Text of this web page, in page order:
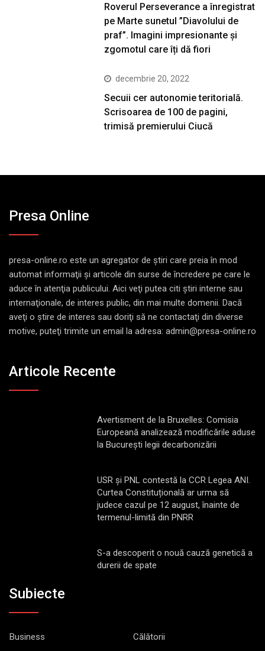
Roverul Perseverance a înregistrat
pe Marte sunetul ”Diavolului de
praf”. Imagini impresionante și
zgomotul care îți dă fiori
decembrie 20, 2022
Secuii cer autonomie teritorială.
Scrisoarea de 100 de pagini,
trimisă premierului Ciucă
Presa Online
presa-online.ro este un agregator de ştiri care preia în mod
automat informaţii şi articole din surse de încredere pe care le
aduce în atenţia publicului. Aici veţi putea citi ştiri interne sau
internaţionale, de interes public, din mai multe domenii. Dacă
aveţi o ştire de interes sau doriţi să ne contactaţi din diverse
motive, puteţi trimite un email la adresa: admin@presa-online.ro
Articole Recente
Avertisment de la Bruxelles: Comisia
Europeană analizează modificările aduse
la București legii decarbonizării
USR și PNL contestă la CCR Legea ANI.
Curtea Constituțională ar urma să
judece cazul pe 12 august, înainte de
termenul-limită din PNRR
S-a descoperit o nouă cauză genetică a
durerii de spate
Subiecte
Business
Călătorii